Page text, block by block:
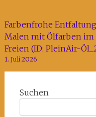
Farbenfrohe
Malen mit Ölfarben im
Freien (ID: PleinAir-
1. Juli 2026
Suchen